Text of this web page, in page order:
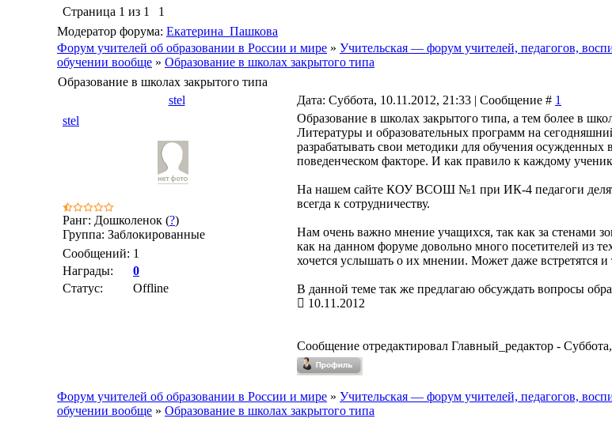
Страница 1 из 1
1
Модератор форума: Екатерина_Пашкова
Форум учителей об образовании в России и мире » Учительская — форум учителей, педагогов,
обучении вообще » Образование в школах закрытого типа
Образование в школах закрытого типа
stel
Дата: Суббота, 10.11.2012, 21:33 | Сообщение # 1
stel
Ранг: Дошколенок (?)
Группа: Заблокированные
Сообщений: 1
Награды:
0
Статус:
Offline
Образование в школах закрытого типа, а тем более в
Литературы и образовательных программ на
разрабатывать свои методики для обучения
поведенческом факторе. И как правило к каждому
На нашем сайте КОУ ВСОШ №1 при ИК-4 педагоги
всегда к сотрудничеству.
Нам очень важно мнение учащихся, так как за стенами
как на данном форуме довольно много посетителей из
хочется услышать о их мнении. Может даже встретятся
В данной теме так же предлагаю обсуждать вопросы
10.11.2012
Сообщение отредактировал Главный_редактор -
Форум учителей об образовании в России и мире » Учительская — форум учителей, педагогов,
обучении вообще » Образование в школах закрытого типа